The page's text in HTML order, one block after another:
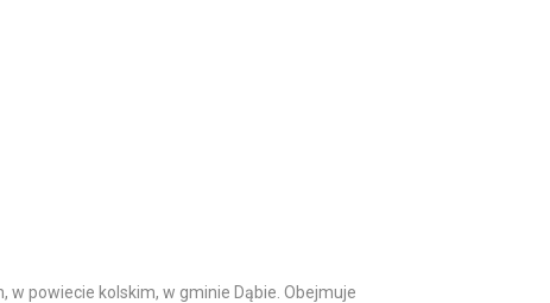
powiecie kolskim, w gminie Dąbie. Obejmuje